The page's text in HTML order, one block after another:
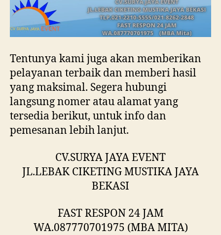
Tentunya kami juga akan memberikan
pelayanan terbaik dan memberi hasil
yang maksimal. Segera hubungi
langsung nomer atau alamat yang
tersedia berikut, untuk info dan
pemesanan lebih lanjut.
CV.SURYA JAYA EVENT
JL.LEBAK CIKETING MUSTIKA JAYA
BEKASI
FAST RESPON 24 JAM
WA.087770701975 (MBA MITA)